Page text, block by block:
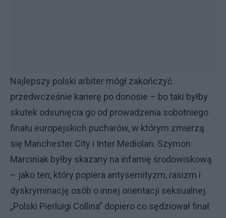
Najlepszy polski arbiter mógł zakończyć
przedwcześnie karierę po donosie – bo taki byłby
skutek odsunięcia go od prowadzenia sobotniego
finału europejskich pucharów, w którym zmierzą
się Manchester City i Inter Mediolan. Szymon
Marciniak byłby skazany na infamię środowiskową
– jako ten, który popiera antysemityzm, rasizm i
dyskryminację osób o innej orientacji seksualnej.
„Polski Pierluigi Collina” dopiero co sędziował finał